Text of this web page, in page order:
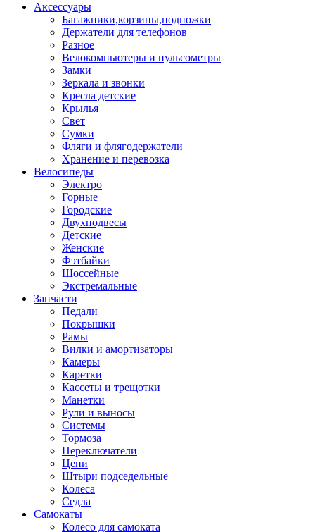
Аксессуары
Багажники,корзины,подножки
Держатели для телефонов
Разное
Велокомпьютеры и пульсометры
Замки
Зеркала и звонки
Кресла детские
Крылья
Свет
Сумки
Фляги и флягодержатели
Хранение и перевозка
Велосипеды
Электро
Горные
Городские
Двухподвесы
Детские
Женские
Фэтбайки
Шоссейные
Экстремальные
Запчасти
Педали
Покрышки
Рамы
Вилки и амортизаторы
Камеры
Каретки
Кассеты и трещотки
Манетки
Рули и выносы
Системы
Тормоза
Переключатели
Цепи
Штыри подседельные
Колеса
Седла
Самокаты
Колесо для самоката